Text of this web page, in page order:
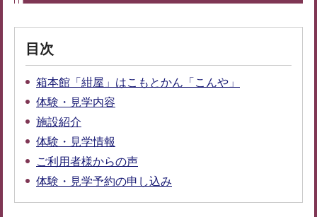
目次
箱本館「紺屋」はこもとかん「こんや」
体験・見学内容
施設紹介
体験・見学情報
ご利用者様からの声
体験・見学予約の申し込み